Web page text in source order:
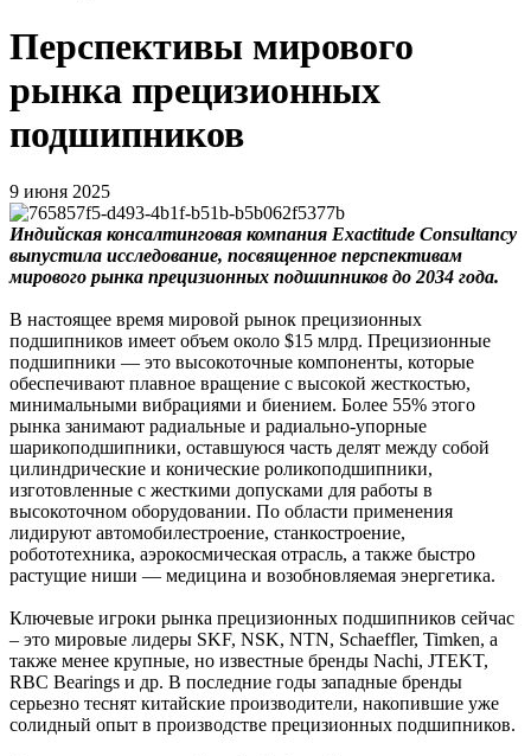
Перспективы мирового
рынка прецизионных
подшипников
9 июня 2025
Индийская консалтинговая компания Exactitude Consultancy
выпустила исследование, посвященное перспективам
мирового рынка прецизионных подшипников до 2034 года.
В настоящее время мировой рынок прецизионных
подшипников имеет объем около $15 млрд. Прецизионные
подшипники — это высокоточные компоненты, которые
обеспечивают плавное вращение с высокой жесткостью,
минимальными вибрациями и биением. Более 55% этого
рынка занимают радиальные и радиально-упорные
шарикоподшипники, оставшуюся часть делят между собой
цилиндрические и конические роликоподшипники,
изготовленные с жесткими допусками для работы в
высокоточном оборудовании. По области применения
лидируют автомобилестроение, станкостроение,
робототехника, аэрокосмическая отрасль, а также быстро
растущие ниши — медицина и возобновляемая энергетика.
Ключевые игроки рынка прецизионных подшипников сейчас
– это мировые лидеры SKF, NSK, NTN, Schaeffler, Timken, а
также менее крупные, но известные бренды Nachi, JTEKT,
RBC Bearings и др. В последние годы западные бренды
серьезно теснят китайские производители, накопившие уже
солидный опыт в производстве прецизионных подшипников.